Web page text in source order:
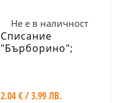
Не е в наличност
Списание
"Бърборино";
2.04 € / 3.99 ЛВ.